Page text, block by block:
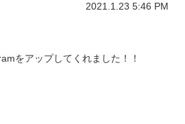
2021.1.23 5:46 PM
をアップしてくれました！！